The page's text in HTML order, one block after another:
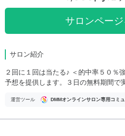
サロンペー
サロン紹介
２回に１回は当たる♪ ＜的中率５０％
予想を提供します。３日の無料期間で
運営ツール DMMオンラインサロン専用コミ